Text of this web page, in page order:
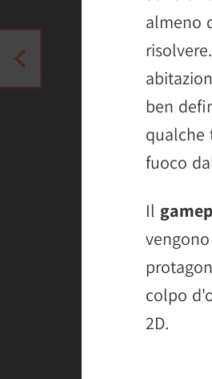
almeno
ben
qualche
fuoco
Il
colpo
2D.